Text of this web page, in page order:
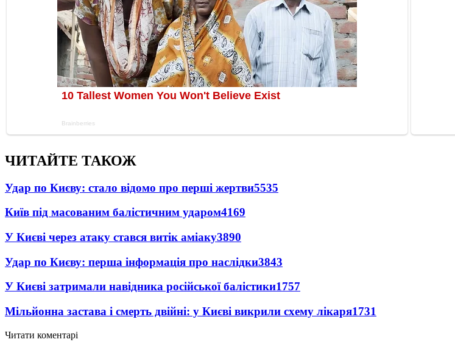
ЧИТАЙТЕ ТАКОЖ
Удар по Києву: стало відомо про перші жертви5535
Київ під масованим балістичним ударом4169
У Києві через атаку стався витік аміаку3890
Удар по Києву: перша інформація про наслідки3843
У Києві затримали навідника російської балістики1757
Мільйонна застава і смерть двійні: у Києві викрили схему лікаря1731
Читати коментарі